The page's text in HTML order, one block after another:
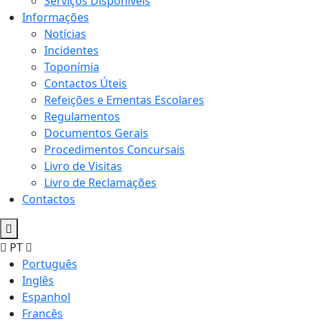
Informações
Notícias
Incidentes
Toponímia
Contactos Úteis
Refeições e Ementas Escolares
Regulamentos
Documentos Gerais
Procedimentos Concursais
Livro de Visitas
Livro de Reclamações
Contactos
PT
Português
Inglês
Espanhol
Francês